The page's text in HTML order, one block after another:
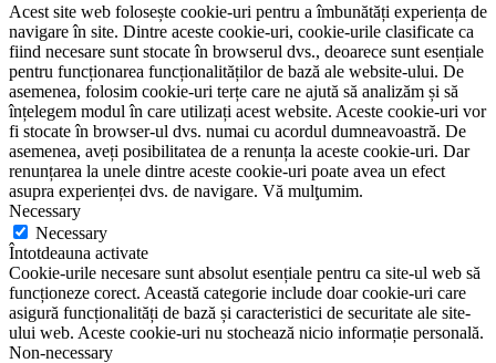
Acest site web folosește cookie-uri pentru a îmbunătăți experiența de
navigare în site. Dintre aceste cookie-uri, cookie-urile clasificate ca
fiind necesare sunt stocate în browserul dvs., deoarece sunt esențiale
pentru funcționarea funcționalităților de bază ale website-ului. De
asemenea, folosim cookie-uri terțe care ne ajută să analizăm și să
înțelegem modul în care utilizați acest website. Aceste cookie-uri vor
fi stocate în browser-ul dvs. numai cu acordul dumneavoastră. De
asemenea, aveți posibilitatea de a renunța la aceste cookie-uri. Dar
renunțarea la unele dintre aceste cookie-uri poate avea un efect
asupra experienței dvs. de navigare. Vă mulţumim.
Necessary
Necessary
Întotdeauna activate
Cookie-urile necesare sunt absolut esențiale pentru ca site-ul web să
funcționeze corect. Această categorie include doar cookie-uri care
asigură funcționalități de bază și caracteristici de securitate ale site-
ului web. Aceste cookie-uri nu stochează nicio informație personală.
Non-necessary